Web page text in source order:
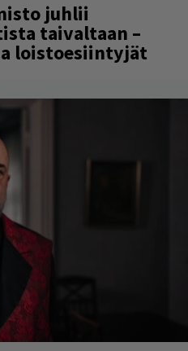
juhlii
taivaltaan –
loistoesiintyjät